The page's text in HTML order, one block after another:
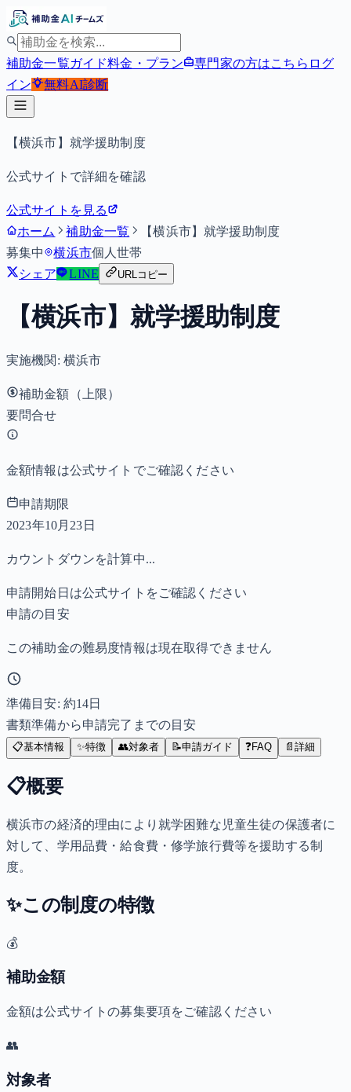
補助金一覧ガイド料金・プラン 専門家の方はこちら ログ
イン
無料AI診断
【横浜市】就学援助制度
公式サイトで詳細を確認
公式サイトを見る
ホーム
補助金一覧
【横浜市】就学援助制度
募集中
横浜市個人世帯
シェア
LINE URLコピー
【横浜市】就学援助制度
実施機関: 横浜市
補助金額（上限）
要問合せ
金額情報は公式サイトでご確認ください
申請期限
2023年10月23日
カウントダウンを計算中...
申請開始日は公式サイトをご確認ください
申請の目安
この補助金の難易度情報は現在取得できません
準備目安: 約14日
書類準備から申請完了までの目安
📋基本情報 ✨特徴 👥対象者 📝申請ガイド ❓FAQ 📄 詳細
📋概要
横浜市の経済的理由により就学困難な児童生徒の保護者に
対して、学用品費・給食費・修学旅行費等を援助する制
度。
✨この制度の特徴
💰
補助金額
金額は公式サイトの募集要項をご確認ください
👥
対象者